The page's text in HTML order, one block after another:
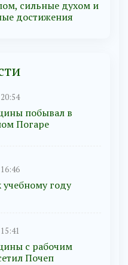
сильные духом и
достижения
побывал в
Погаре
учебному году
с рабочим
Почеп